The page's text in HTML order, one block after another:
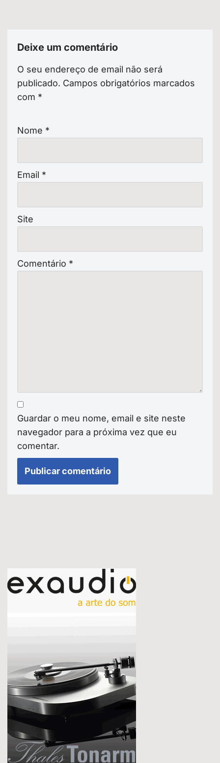
Deixe um comentário
O seu endereço de email não será
publicado. Campos obrigatórios marcados
com *
Nome *
Email *
Site
Comentário *
Guardar o meu nome, email e site neste
navegador para a próxima vez que eu
comentar.